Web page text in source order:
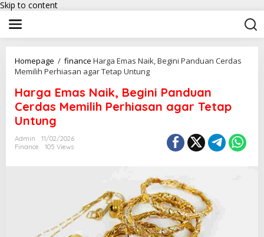
Skip to content
Homepage / finance Harga Emas Naik, Begini Panduan Cerdas
Memilih Perhiasan agar Tetap Untung
Harga Emas Naik, Begini Panduan
Cerdas Memilih Perhiasan agar Tetap
Untung
Admin
11/02/2026
Finance
105 Views